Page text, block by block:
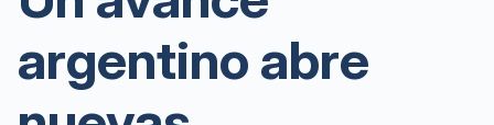
argentino abre